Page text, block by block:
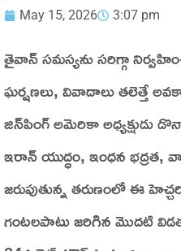
May 15, 2026 3:07 pm
తైవాన్‌ సమస్యను సరిగ్గా
ఘర్షణలు, వివాదాలు తలెత్తే
జిన్‌పింగ్‌ అమెరికా అధ్యక్షుడు
ఇరాన్‌ యుద్ధం, ఇంధన భద్రత,
జరుపుతున్న తరుణంలో ఈ
గంటలపాటు జరిగిన మొదటి విడత